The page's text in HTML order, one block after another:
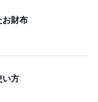
お財布
い方